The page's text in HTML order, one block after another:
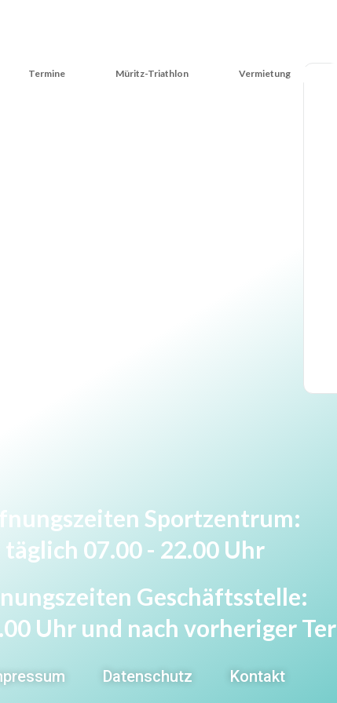
Termine Müritz-Triathlon Vermietung
Sportzentrum:
täglich 07.00 - 22.00 Uhr
Geschäftsstelle:
Uhr und nach vorheriger
Datenschutz Kontakt